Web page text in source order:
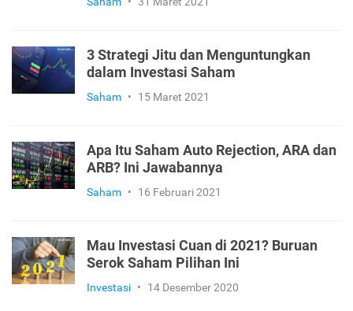
3 Strategi Jitu dan Menguntungkan
dalam Investasi Saham
Saham • 15 Maret 2021
Apa Itu Saham Auto Rejection, ARA dan
ARB? Ini Jawabannya
Saham • 16 Februari 2021
Mau Investasi Cuan di 2021? Buruan
Serok Saham Pilihan Ini
Investasi • 14 Desember 2020